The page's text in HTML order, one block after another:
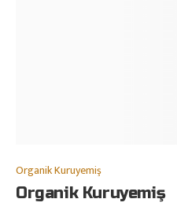
Organik Kuruyemiş
Organik Kuruyemiş